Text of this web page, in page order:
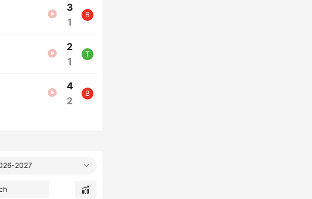
3
1
B
2
1
T
4
2
B
2027